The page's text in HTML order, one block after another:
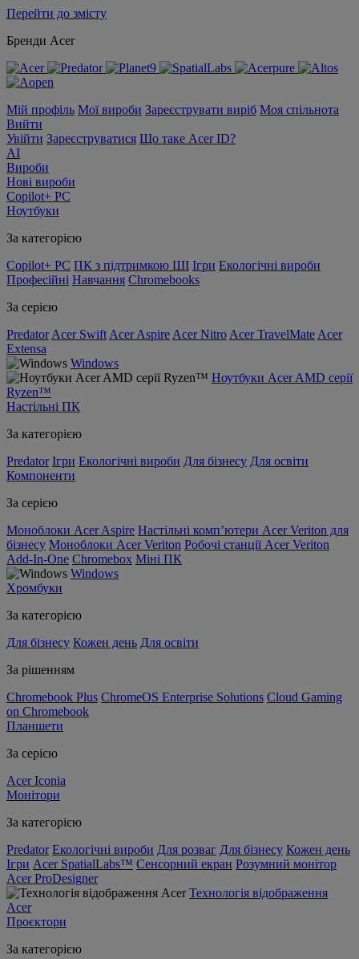
Перейти до змісту
Бренди Acer
Мій профіль Мої вироби Зареєструвати виріб Моя спільнота
Вийти
Увійти Зареєструватися Що таке Acer ID?
AI
Вироби
Нові вироби
Copilot+ PC
Ноутбуки
За категорією
Copilot+ PC ПК з підтримкою ШІ Ігри Екологічні вироби
Професійні Навчання Chromebooks
За серією
Predator Acer Swift Acer Aspire Acer Nitro Acer TravelMate Acer
Extensa
Windows
Ноутбуки Acer AMD серії
Ryzen™
Настільні ПК
За категорією
Predator Ігри Екологічні вироби Для бізнесу Для освіти
Компоненти
За серією
Моноблоки Acer Aspire Настільні комп’ютери Acer Veriton для
бізнесу Моноблоки Acer Veriton Робочі станції Acer Veriton
Add-In-One Chromebox Міні ПК
Windows
Хромбуки
За категорією
Для бізнесу Кожен день Для освіти
За рішенням
Chromebook Plus ChromeOS Enterprise Solutions Cloud Gaming
on Chromebook
Планшети
За серією
Acer Iconia
Монітори
За категорією
Predator Екологічні вироби Для розваг Для бізнесу Кожен день
Ігри Acer SpatialLabs™ Сенсорний екран Розумний монітор
Acer ProDesigner
Технологія відображення
Acer
Проєктори
За категорією